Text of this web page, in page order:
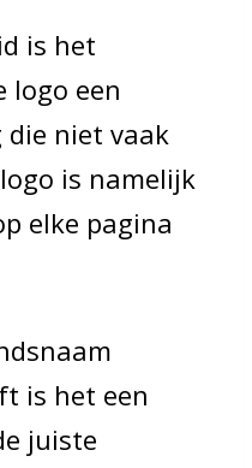
is het
logo een
niet vaak
is namelijk
elke pagina
is het een
juiste